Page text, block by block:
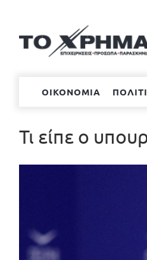
περιεχόμενο
ΟΙΚΟΝΟΜΙΑ
Τι είπε ο